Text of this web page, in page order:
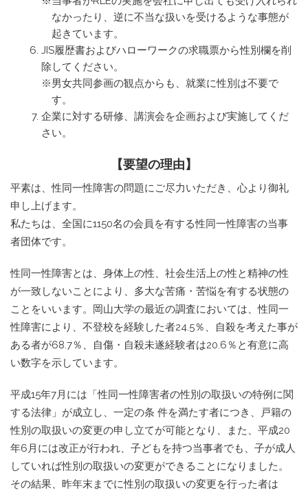
なかったり、逆に不当な扱いを受けるような事態が
起きています。
JIS履歴書およびハローワークの求職票から性別欄を削
除してください。
※男女共同参画の観点からも、就業に性別は不要で
す。
企業に対する研修、講演会を企画および実施してくだ
さい。
【要望の理由】
平素は、性同一性障害の問題にご尽力いただき、心より御礼
申し上げます。
私たちは、全国に1150名の会員を有する性同一性障害の当事
者団体です。
性同一性障害とは、身体上の性、社会生活上の性と精神の性
が一致しないことにより、多大な苦痛・苦悩を有する状態の
ことをいいます。岡山大学の最近の調査においては、性同一
性障害により、不登校を経験した者24.5％、自殺を考えた事が
ある者が68.7％、自傷・自殺未遂経験者は20.6％と有意に高
い数字を示しています。
平成15年7月には「性同一性障害者の性別の取扱いの特例に関
する法律」が成立し、一定の条 件を満たす者につき、戸籍の
性別の取扱いの変更の申し立てが可能となり、また、平成20
年6月には改正が行われ、子どもを持つ当事者でも、子が成人
していれば性別の取扱いの変更ができることになりました。
その結果、昨年末までに性別の取扱いの変更を行った者は